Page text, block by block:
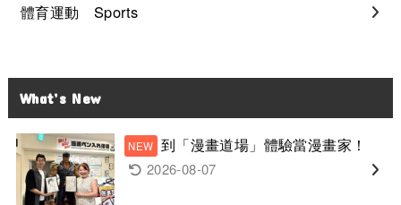
體育運動 Sports
What’s New
到「漫畫道場」體驗當漫畫家！
2026-08-07